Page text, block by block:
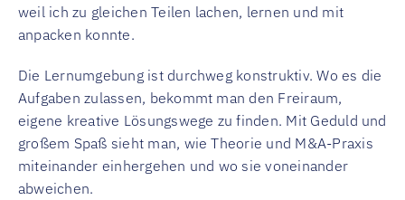
weil ich zu gleichen Teilen lachen, lernen und mit
anpacken konnte.
Die Lernumgebung ist durchweg konstruktiv. Wo es die
Aufgaben zulassen, bekommt man den Freiraum,
eigene kreative Lösungswege zu finden. Mit Geduld und
großem Spaß sieht man, wie Theorie und M&A-Praxis
miteinander einhergehen und wo sie voneinander
abweichen.